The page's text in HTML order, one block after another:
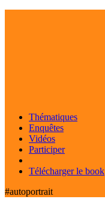
Thématiques
Enquêtes
Vidéos
Participer
Télécharger le book
#autoportrait